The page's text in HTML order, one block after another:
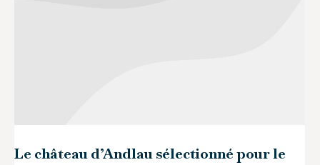
Le château d’Andlau sélectionné pour le